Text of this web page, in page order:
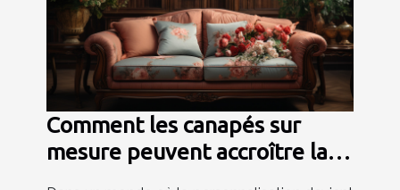
Comment les canapés sur
mesure peuvent accroître la